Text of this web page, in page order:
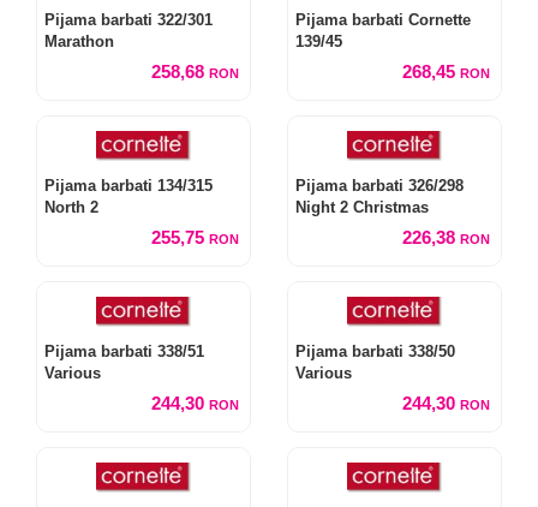
Pijama barbati 322/301
Marathon
258,68 RON
Pijama barbati Cornette
139/45
268,45 RON
Pijama barbati 134/315
North 2
255,75 RON
Pijama barbati 326/298
Night 2 Christmas
226,38 RON
Pijama barbati 338/51
Various
244,30 RON
Pijama barbati 338/50
Various
244,30 RON